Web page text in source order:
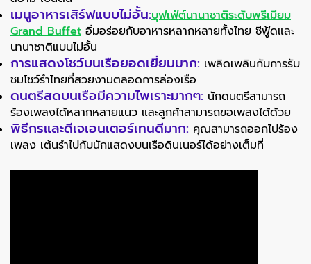
เมนูอาหารเสิร์ฟแบบไม่อั้น:บุฟเฟ่ต์นานาชาติระดับพรีเมียม
Grand Buffet อิ่มอร่อยกับอาหารหลากหลายทั้งไทย ซีฟู้ดและ
นานาชาติแบบไม่อั้น
การแสดงโชว์บนเรือยอดเยี่ยมมาก: เพลิดเพลินกับการรับ
ชมโชว์รำไทยที่สวยงามตลอดการล่องเรือ
ดนตรีสดบนเรือมีความไพเราะมากๆ: นักดนตรีสามารถ
ร้องเพลงได้หลากหลายแนว และลูกค้าสามารถขอเพลงได้ด้วย
พิธีกรและดีเจเอนเตอร์เทนดีมาก: คุณสามารถออกไปร้อง
เพลง เต้นรำไปกับนักแสดงบนเรือดินเนอร์ได้อย่างเต็มที่